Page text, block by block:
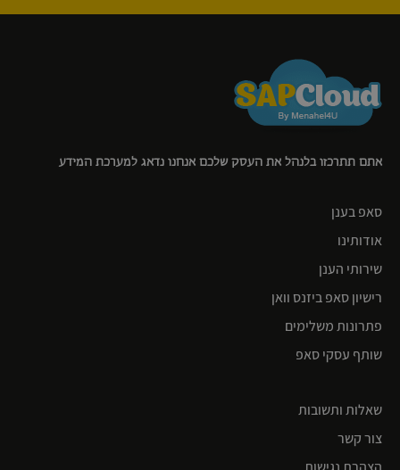
אתם תתרכזו בלנהל את העסק שלכם אנחנו נדאג למערכת המידע
סאפ בענן
אודותינו
שירותי הענן
רישיון סאפ ביזנס וואן
פתרונות משלימים
שותף עסקי סאפ
שאלות ותשובות
צור קשר